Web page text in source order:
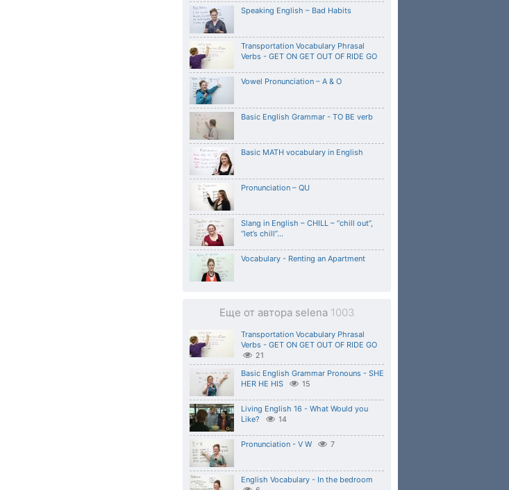
Speaking English – Bad Habits
Transportation Vocabulary Phrasal
Verbs - GET ON GET OUT OF RIDE GO
Vowel Pronunciation – A & O
Basic English Grammar - TO BE verb
Basic MATH vocabulary in English
Pronunciation – QU
Slang in English – CHILL – “chill out”,
“let’s chill”…
Vocabulary - Renting an Apartment
Еще от автора selena 1003
Transportation Vocabulary Phrasal
Verbs - GET ON GET OUT OF RIDE GO
21
Basic English Grammar Pronouns - SHE
HER HE HIS
15
Living English 16 - What Would you
Like?
14
Pronunciation - V W 7
English Vocabulary - In the bedroom